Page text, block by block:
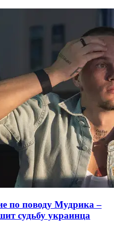
по поводу Мудрика –
судьбу украинца